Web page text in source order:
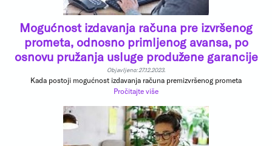
Mogućnost izdavanja računa pre izvršenog
prometa, odnosno primljenog avansa, po
osnovu pružanja usluge produžene garancije
Objavljeno: 27.12.2023.
Kada postoji mogućnost izdavanja računa premizvršenog prometa
Pročitajte više